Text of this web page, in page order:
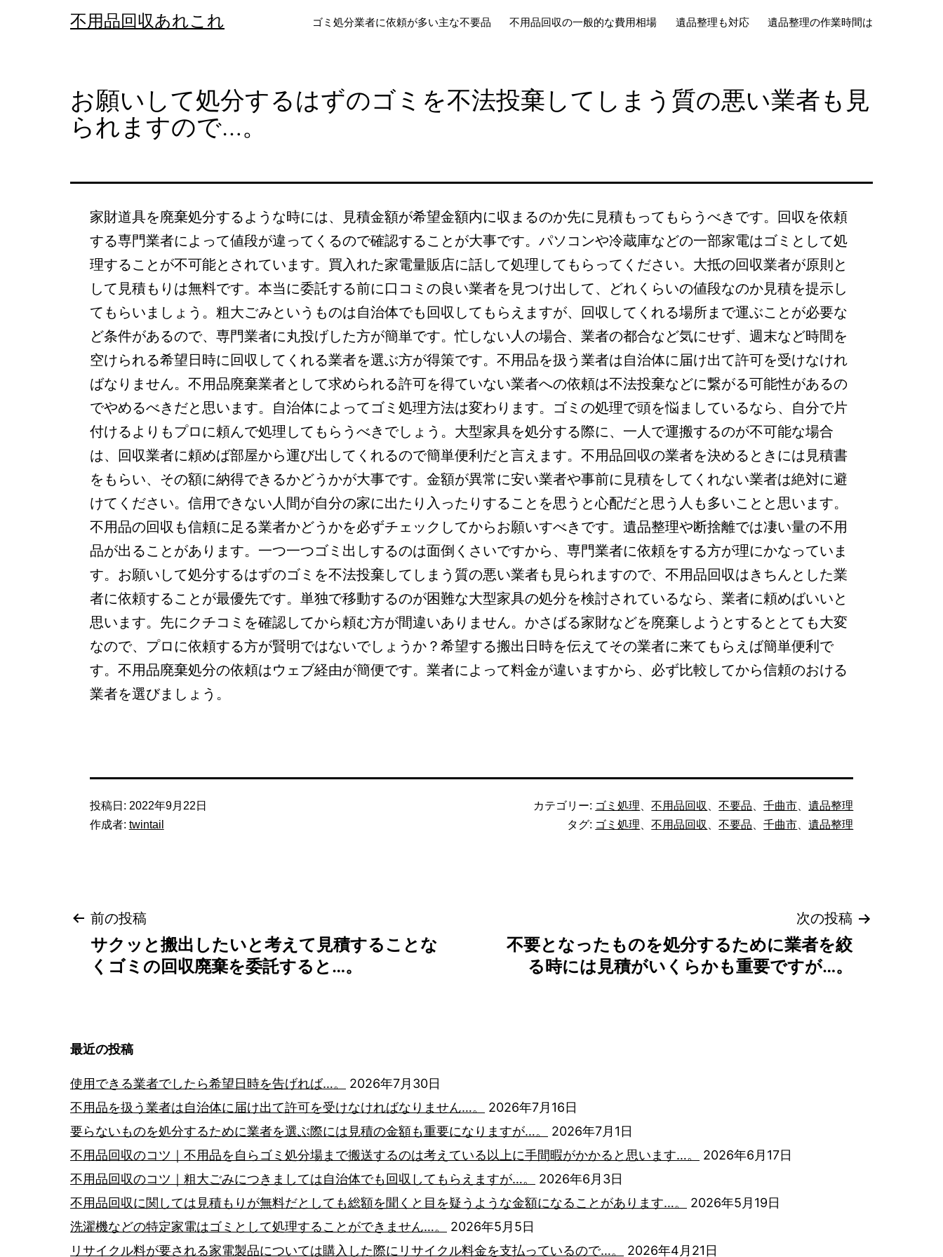
不用品回収あれこれ ゴミ処分業者に依頼が多い主な不要品 不用品回収の一般的な費用相場 遺品整理も対応 遺品整理の作業時間は
お願いして処分するはずのゴミを不法投棄してしまう質の悪い業者も見
られますので…。
家財道具を廃棄処分するような時には、見積金額が希望金額内に収まるのか先に見積もってもらうべきです。回収を依頼
する専門業者によって値段が違ってくるので確認することが大事です。パソコンや冷蔵庫などの一部家電はゴミとして処
理することが不可能とされています。買入れた家電量販店に話して処理してもらってください。大抵の回収業者が原則と
して見積もりは無料です。本当に委託する前に口コミの良い業者を見つけ出して、どれくらいの値段なのか見積を提示し
てもらいましょう。粗大ごみというものは自治体でも回収してもらえますが、回収してくれる場所まで運ぶことが必要な
ど条件があるので、専門業者に丸投げした方が簡単です。忙しない人の場合、業者の都合など気にせず、週末など時間を
空けられる希望日時に回収してくれる業者を選ぶ方が得策です。不用品を扱う業者は自治体に届け出て許可を受けなけれ
ばなりません。不用品廃棄業者として求められる許可を得ていない業者への依頼は不法投棄などに繋がる可能性があるの
でやめるべきだと思います。自治体によってゴミ処理方法は変わります。ゴミの処理で頭を悩ましているなら、自分で片
付けるよりもプロに頼んで処理してもらうべきでしょう。大型家具を処分する際に、一人で運搬するのが不可能な場合
は、回収業者に頼めば部屋から運び出してくれるので簡単便利だと言えます。不用品回収の業者を決めるときには見積書
をもらい、その額に納得できるかどうかが大事です。金額が異常に安い業者や事前に見積をしてくれない業者は絶対に避
けてください。信用できない人間が自分の家に出たり入ったりすることを思うと心配だと思う人も多いことと思います。
不用品の回収も信頼に足る業者かどうかを必ずチェックしてからお願いすべきです。遺品整理や断捨離では凄い量の不用
品が出ることがあります。一つ一つゴミ出しするのは面倒くさいですから、専門業者に依頼をする方が理にかなっていま
す。お願いして処分するはずのゴミを不法投棄してしまう質の悪い業者も見られますので、不用品回収はきちんとした業
者に依頼することが最優先です。単独で移動するのが困難な大型家具の処分を検討されているなら、業者に頼めばいいと
思います。先にクチコミを確認してから頼む方が間違いありません。かさばる家財などを廃棄しようとするととても大変
なので、プロに依頼する方が賢明ではないでしょうか？希望する搬出日時を伝えてその業者に来てもらえば簡単便利で
す。不用品廃棄処分の依頼はウェブ経由が簡便です。業者によって料金が違いますから、必ず比較してから信頼のおける
業者を選びましょう。
投稿日: 2022年9月22日
作成者: twintail
カテゴリー: ゴミ処理 、不用品回収 、不要品 、千曲市 、遺品整理
タグ: ゴミ処理 、不用品回収 、不要品 、千曲市 、遺品整理
投
稿
ビ
ゲ
ー
シ
ョ
ン
前の投稿
サクッと搬出したいと考えて見積することな
くゴミの回収廃棄を委託すると…。
次の投稿
不要となったものを処分するために業者を絞
る時には見積がいくらかも重要ですが…。
最近の投稿
使用できる業者でしたら希望日時を告げれば…。
2026年7月30日
不用品を扱う業者は自治体に届け出て許可を受けなければなりません…。
2026年7月16日
要らないものを処分するために業者を選ぶ際には見積の金額も重要になりますが…。
2026年7月1日
不用品回収のコツ｜不用品を自らゴミ処分場まで搬送するのは考えている以上に手間暇がかかると思います…。
2026年6月17日
不用品回収のコツ｜粗大ごみにつきましては自治体でも回収してもらえますが…。
2026年6月3日
不用品回収に関しては見積もりが無料だとしても総額を聞くと目を疑うような金額になることがあります…。
2026年5月19日
洗濯機などの特定家電はゴミとして処理することができません…。
2026年5月5日
リサイクル料が要される家電製品については購入した際にリサイクル料金を支払っているので…。
2026年4月21日